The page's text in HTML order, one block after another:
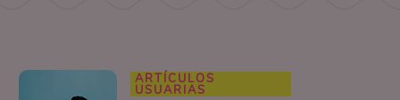
ARTÍCULOS
USUARIAS